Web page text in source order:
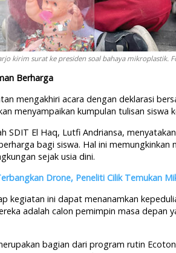
kirim surat ke presiden soal bahaya mikroplastik.
Berharga
mengakhiri acara dengan deklarasi
menyampaikan kumpulan tulisan siswa
SDIT El Haq, Lutfi Andriansa,
bagi siswa. Hal ini
sejak usia dini.
Drone, Peneliti Cilik Temukan
kegiatan ini dapat menanamkan
adalah calon pemimpin masa depan
bagian dari program rutin